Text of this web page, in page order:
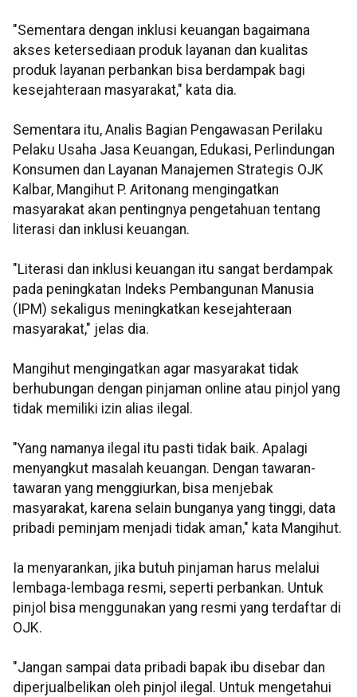
"Sementara dengan inklusi keuangan bagaimana
akses ketersediaan produk layanan dan kualitas
produk layanan perbankan bisa berdampak bagi
kesejahteraan masyarakat," kata dia.
Sementara itu, Analis Bagian Pengawasan Perilaku
Pelaku Usaha Jasa Keuangan, Edukasi, Perlindungan
Konsumen dan Layanan Manajemen Strategis OJK
Kalbar, Mangihut P. Aritonang mengingatkan
masyarakat akan pentingnya pengetahuan tentang
literasi dan inklusi keuangan.
"Literasi dan inklusi keuangan itu sangat berdampak
pada peningkatan Indeks Pembangunan Manusia
(IPM) sekaligus meningkatkan kesejahteraan
masyarakat," jelas dia.
Mangihut mengingatkan agar masyarakat tidak
berhubungan dengan pinjaman online atau pinjol yang
tidak memiliki izin alias ilegal.
"Yang namanya ilegal itu pasti tidak baik. Apalagi
menyangkut masalah keuangan. Dengan tawaran-
tawaran yang menggiurkan, bisa menjebak
masyarakat, karena selain bunganya yang tinggi, data
pribadi peminjam menjadi tidak aman," kata Mangihut.
Ia menyarankan, jika butuh pinjaman harus melalui
lembaga-lembaga resmi, seperti perbankan. Untuk
pinjol bisa menggunakan yang resmi yang terdaftar di
OJK.
"Jangan sampai data pribadi bapak ibu disebar dan
diperjualbelikan oleh pinjol ilegal. Untuk mengetahui